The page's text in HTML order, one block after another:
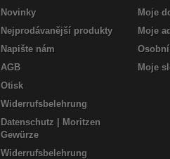
Novinky
Nejprodávanější produkty
Napište nám
AGB
Otisk
Widerrufsbelehrung
Datenschutz | Moritzen
Gewürze
Widerrufsbelehrung
Moje
Moje
Moje